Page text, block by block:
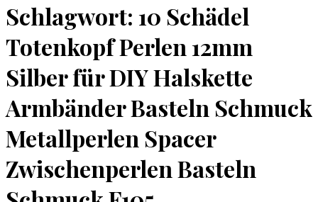
Schlagwort: 10 Schädel
Totenkopf Perlen 12mm
Silber für DIY Halskette
Armbänder Basteln Schmuck
Metallperlen Spacer
Zwischenperlen Basteln